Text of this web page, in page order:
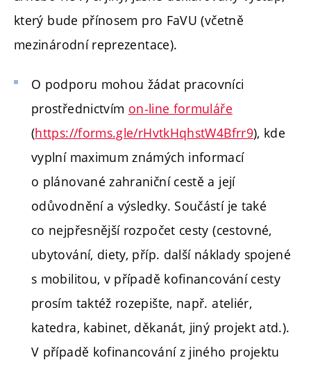
který bude přínosem pro FaVU (včetně
mezinárodní reprezentace).
O podporu mohou žádat pracovníci
prostřednictvím on-line formuláře
(https://forms.gle/rHvtkHqhstW4Bfrr9), kde
vyplní maximum známých informací
o plánované zahraniční cestě a její
odůvodnění a výsledky. Součástí je také
co nejpřesnější rozpočet cesty (cestovné,
ubytování, diety, příp. další náklady spojené
s mobilitou, v případě kofinancování cesty
prosím taktéž rozepište, např. ateliér,
katedra, kabinet, děkanát, jiný projekt atd.).
V případě kofinancování z jiného projektu